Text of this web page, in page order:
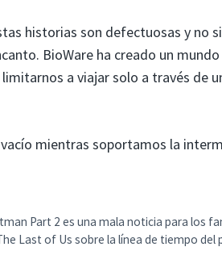
historias son defectuosas y no
BioWare ha creado un
a viajar solo a través de
mientras soportamos la
Part 2 es una mala noticia para los
Last of Us sobre la línea de tiempo del